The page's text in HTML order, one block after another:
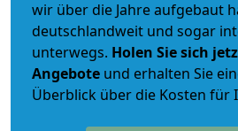
wir über die Jahre aufgebaut
deutschlandweit und sogar
unterwegs. Holen Sie sich
Angebote und erhalten Sie
Überblick über die Kosten für